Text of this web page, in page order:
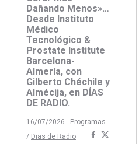
Dañando Menos»…
Desde Instituto
Médico
Tecnológico &
Prostate Institute
Barcelona-
Almería, con
Gilberto Chéchile y
Almécija, en DÍAS
DE RADIO.
16/07/2026 - Programas
/ Dias de Radio
Compartir